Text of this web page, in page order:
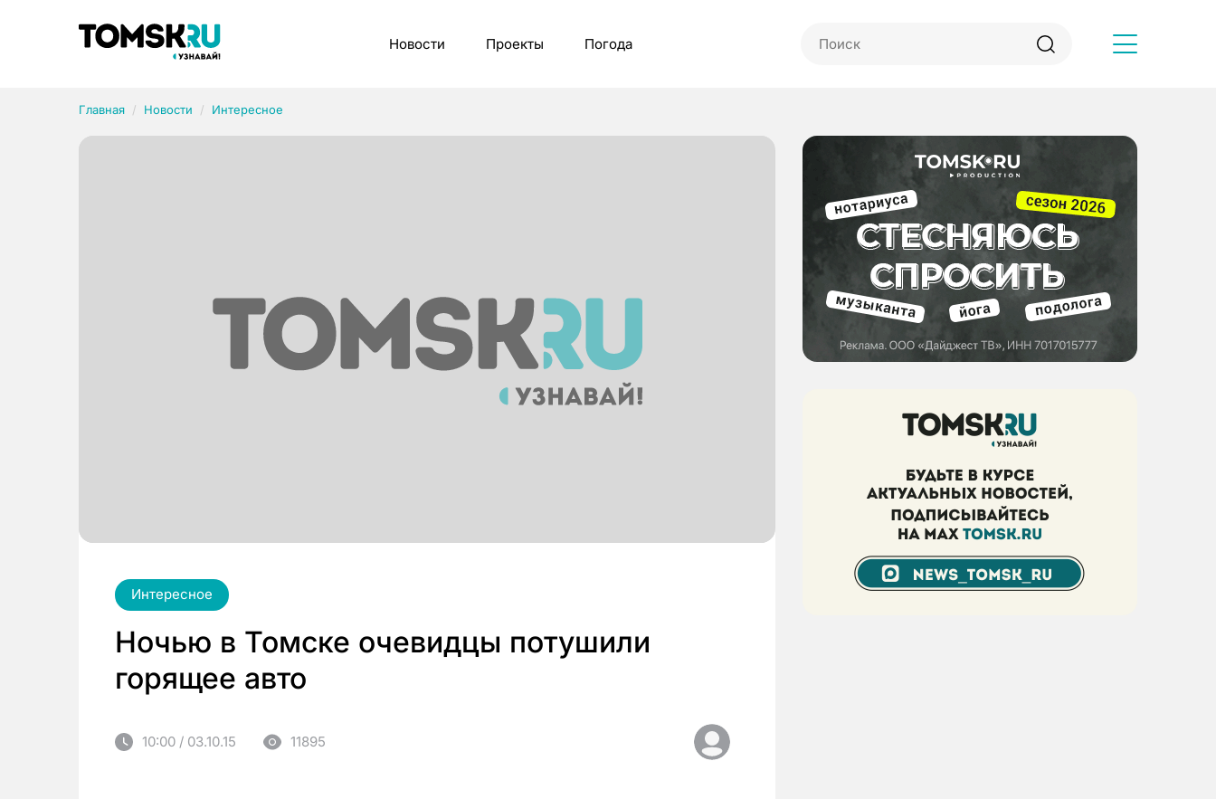
Новости Проекты Погода
Главная Новости Интересное
Интересное
Ночью в Томске очевидцы потушили
горящее авто
10:00 / 03.10.15 11895
Рубрики